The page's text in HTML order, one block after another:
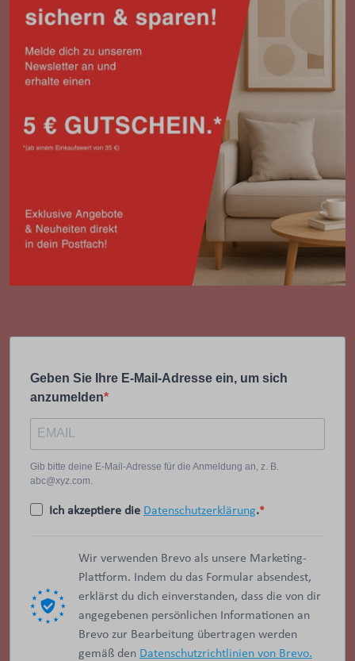
Geben Sie Ihre E-Mail-Adresse ein, um sich
anzumelden
Gib bitte deine E-Mail-Adresse für die Anmeldung an, z. B.
abc@xyz.com.
Ich akzeptiere die Datenschutzerklärung.
Wir verwenden Brevo als unsere Marketing-
Plattform. Indem du das Formular absendest,
erklärst du dich einverstanden, dass die von dir
angegebenen persönlichen Informationen an
Brevo zur Bearbeitung übertragen werden
gemäß den Datenschutzrichtlinien von Brevo.